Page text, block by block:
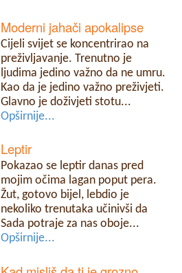
Moderni jahači apokalipse
Cijeli svijet se koncentrirao na
preživljavanje. Trenutno je
ljudima jedino važno da ne umru.
Kao da je jedino važno preživjeti.
Glavno je doživjeti stotu...
Opširnije...
Leptir
Pokazao se leptir danas pred
mojim očima lagan poput pera.
Žut, gotovo bijel, lebdio je
nekoliko trenutaka učinivši da
Sada potraje za nas oboje...
Opširnije...